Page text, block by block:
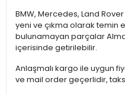
BMW, Mercedes, Land
yeni ve çıkma olarak temin
bulunamayan parçalar
içerisinde getirilebilir.
Anlaşmalı kargo ile uygun
ve mail order geçerlidir,